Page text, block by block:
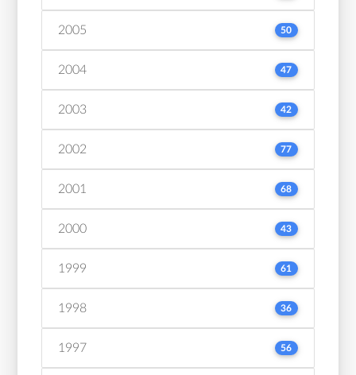
2005 50
2004 47
2003 42
2002 77
2001 68
2000 43
1999 61
1998 36
1997 56